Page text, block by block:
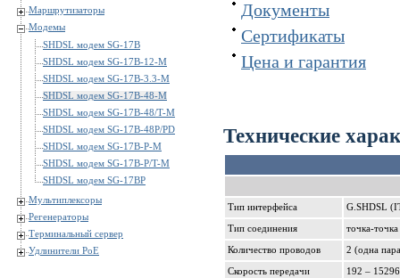
Маршрутизаторы
Модемы
SHDSL модем SG-17B
SHDSL модем SG-17B-12-M
SHDSL модем SG-17B-3.3-M
SHDSL модем SG-17B-48-M
SHDSL модем SG-17B-48/T-M
SHDSL модем SG-17B-48P/PD
SHDSL модем SG-17B-P-M
SHDSL модем SG-17B-P/T-M
SHDSL модем SG-17BP
Мультиплексоры
Регенераторы
Терминальный сервер
Удлинители PoE
Документы
Сертификаты
Цена и гарантия
Технические
Тип интерфейса G.SHDSL
Тип соединения точка-точка
Количество проводов 2 (одна
Скорость передачи 192 –